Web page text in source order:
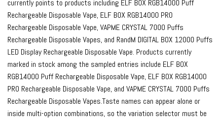
currently points to products including ELF BOX RGB14000 Puff
Rechargeable Disposable Vape, ELF BOX RGB14000 PRO
Rechargeable Disposable Vape, VAPME CRYSTAL 7000 Puffs
Rechargeable Disposable Vapes, and RandM DIGITAL BOX 12000 Puffs
LED Display Rechargeable Disposable Vape. Products currently
marked in stock among the sampled entries include ELF BOX
RGB14000 Puff Rechargeable Disposable Vape, ELF BOX RGB14000
PRO Rechargeable Disposable Vape, and VAPME CRYSTAL 7000 Puffs
Rechargeable Disposable Vapes.Taste names can appear alone or
inside multi-option combinations, so the variation selector must be